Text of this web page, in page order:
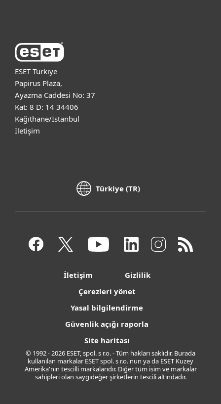
ESET Türkiye
Papirus Plaza,
Ayazma Caddesi No: 37
Kat: 8 D: 14 34406
Kağıthane/İstanbul
İletişim
Türkiye (TR)
İletişim
Gizlilik
Çerezleri yönet
Yasal bilgilendirme
Güvenlik açığı raporla
Site haritası
© 1992 - 2026 ESET, spol. s r.o. - Tüm hakları saklıdır. Burada
kullanılan markalar ESET spol. s r.o.'nun ya da ESET Kuzey
Amerika'nın tescilli markalarıdır. Diğer tüm isim ve markalar
sahipleri olan saygıdeğer şirketlerin tescili altındadır.